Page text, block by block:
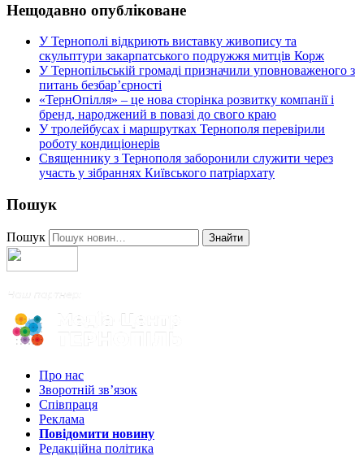
Нещодавно опубліковане
У Тернополі відкриють виставку живопису та
скульптури закарпатського подружжя митців Корж
У Тернопільській громаді призначили уповноваженого з
питань безбар’єрності
«ТернОпілля» – це нова сторінка розвитку компанії і
бренд, народжений в повазі до свого краю
У тролейбусах і маршрутках Тернополя перевірили
роботу кондиціонерів
Священнику з Тернополя заборонили служити через
участь у зібраннях Київського патріархату
Пошук
Пошук Знайти
Про нас
Зворотній зв’язок
Співпраця
Реклама
Повідомити новину
Редакційна політика